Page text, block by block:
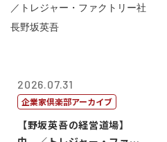
2026.07.31
企業家倶楽部アーカイブ
【野坂英吾の経営道場】